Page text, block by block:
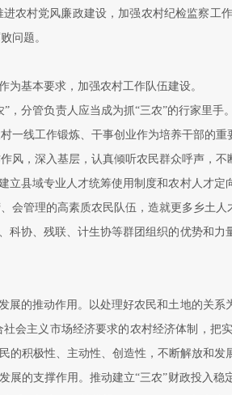
农村党风廉政建设，加强农村纪检监察
问题。
基本要求，加强农村工作队伍建设。
，分管负责人应当成为抓“三农”的行家里
一线工作锻炼、干事创业作为培养干部的重
风，深入基层，认真倾听农民群众呼声，
县域专业人才统筹使用制度和农村人才
会管理的高素质农民队伍，造就更多乡土人
协、残联、计生协等群团组织的优势和
的推动作用。以处理好农民和土地的关
会主义市场经济要求的农村经济体制，
的积极性、主动性、创造性，不断解放和发
的支撑作用。推动建立“三农”财政投入